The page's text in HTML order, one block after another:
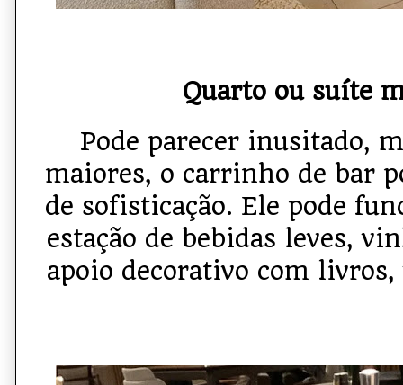
Quarto ou suíte
Pode parecer inusitado,
maiores, o carrinho de bar
de sofisticação. Ele pode
estação de bebidas leves,
apoio decorativo com livros,